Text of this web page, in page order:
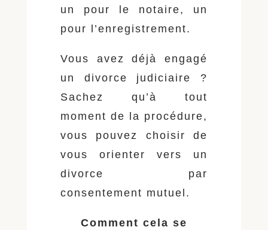
un pour le notaire, un
pour l’enregistrement.
Vous avez déjà engagé
un divorce judiciaire ?
Sachez qu’à tout
moment de la procédure,
vous pouvez choisir de
vous orienter vers un
divorce par
consentement mutuel.
Comment cela se